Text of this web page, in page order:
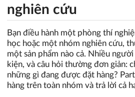
nghiên cứu
Bạn điều hành một phòng thí
học hoặc một nhóm nghiên cứu,
một sản phẩm nào cả. Nhiều người
kiện, và câu hỏi thường đơn giản:
những gì đang được đặt hàng?
hàng trên toàn nhóm và trả lời cả